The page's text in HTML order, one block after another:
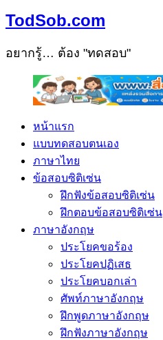
TodSob.com
อยากรู้… ต้อง "ทดสอบ"
หน้าแรก
แบบทดสอบตนเอง
ภาษาไทย
ข้อสอบซิติเซ่น
ฝึกฟังข้อสอบซิติเซ่น
ฝึกตอบข้อสอบซิติเซ่น
ภาษาอังกฤษ
ประโยคขอร้อง
ประโยคปฏิเสธ
ประโยคบอกเล่า
ศัพท์ภาษาอังกฤษ
ฝึกพูดภาษาอังกฤษ
ฝึกฟังภาษาอังกฤษ